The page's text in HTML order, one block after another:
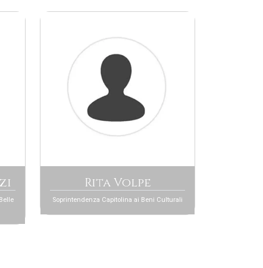
Rita Volpe
Soprintendenza Capitolina ai Beni Culturali